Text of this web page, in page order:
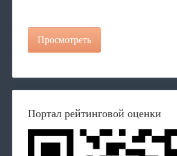
Просмотреть
Портал рейтинговой оценки